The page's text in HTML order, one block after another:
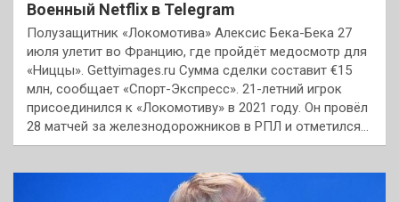
Военный Netflix в Telegram
Полузащитник «Локомотива» Алексис Бека-Бека 27
июля улетит во Францию, где пройдёт медосмотр для
«Ниццы». Gettyimages.ru Сумма сделки составит €15
млн, сообщает «Спорт-Экспресс». 21-летний игрок
присоединился к «Локомотиву» в 2021 году. Он провёл
28 матчей за железнодорожников в РПЛ и отметился…